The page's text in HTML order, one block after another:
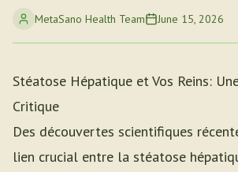
MetaSano Health Team June 15, 2026
Stéatose Hépatique et Vos Reins:
Critique
Des découvertes scientifiques
lien crucial entre la stéatose